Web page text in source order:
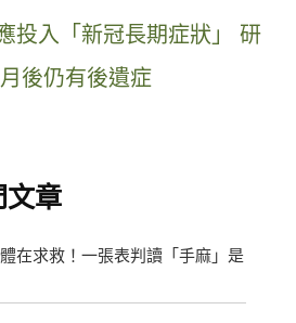
投入「新冠長期症狀」 研
後仍有後遺症
文章
在求救！一張表判讀「手麻」是